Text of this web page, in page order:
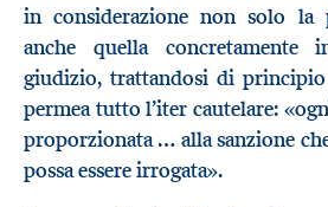
in considerazione non solo la
anche quella concretamente
giudizio, trattandosi di principio
permea tutto l’iter cautelare:
proporzionata … alla sanzione
possa essere irrogata».